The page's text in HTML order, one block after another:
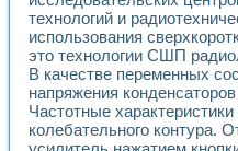
технологий и
использования
это технологии СШП
В качестве переменных
напряжения
Частотные
колебательного контура.